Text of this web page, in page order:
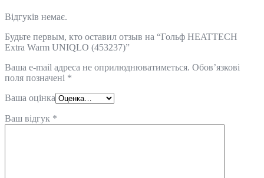
Відгуків немає.
Будьте первым, кто оставил отзыв на “Гольф HEATTECH
Extra Warm UNIQLO (453237)”
Ваша e-mail адреса не оприлюднюватиметься. Обов’язкові
поля позначені *
Ваша оцінка
Ваш відгук *